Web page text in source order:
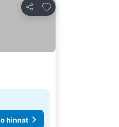
Jaa
Lisää suosikkeihin
hinnat